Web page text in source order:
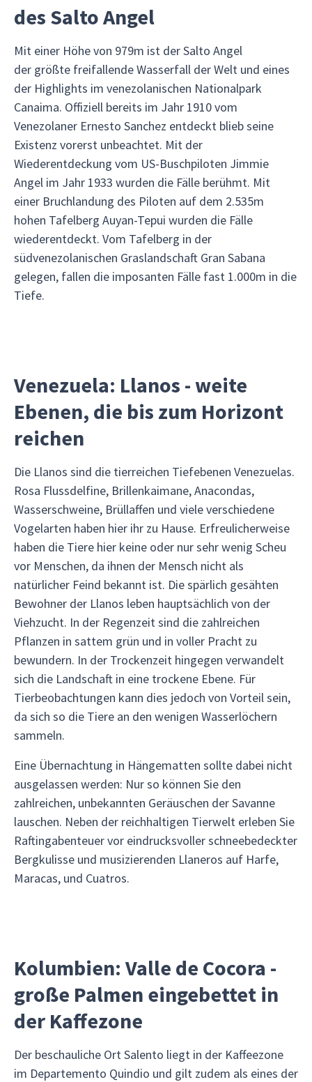
des Salto Angel
Mit einer Höhe von 979m ist der Salto Angel
der größte freifallende Wasserfall der Welt und eines
der Highlights im venezolanischen Nationalpark
Canaima. Offiziell bereits im Jahr 1910 vom
Venezolaner Ernesto Sanchez entdeckt blieb seine
Existenz vorerst unbeachtet. Mit der
Wiederentdeckung vom US-Buschpiloten Jimmie
Angel im Jahr 1933 wurden die Fälle berühmt. Mit
einer Bruchlandung des Piloten auf dem 2.535m
hohen Tafelberg Auyan-Tepui wurden die Fälle
wiederentdeckt. Vom Tafelberg in der
südvenezolanischen Graslandschaft Gran Sabana
gelegen, fallen die imposanten Fälle fast 1.000m in die
Tiefe.
Venezuela: Llanos - weite
Ebenen, die bis zum Horizont
reichen
Die Llanos sind die tierreichen Tiefebenen Venezuelas.
Rosa Flussdelfine, Brillenkaimane, Anacondas,
Wasserschweine, Brüllaffen und viele verschiedene
Vogelarten haben hier ihr zu Hause. Erfreulicherweise
haben die Tiere hier keine oder nur sehr wenig Scheu
vor Menschen, da ihnen der Mensch nicht als
natürlicher Feind bekannt ist. Die spärlich gesähten
Bewohner der Llanos leben hauptsächlich von der
Viehzucht. In der Regenzeit sind die zahlreichen
Pflanzen in sattem grün und in voller Pracht zu
bewundern. In der Trockenzeit hingegen verwandelt
sich die Landschaft in eine trockene Ebene. Für
Tierbeobachtungen kann dies jedoch von Vorteil sein,
da sich so die Tiere an den wenigen Wasserlöchern
sammeln.
Eine Übernachtung in Hängematten sollte dabei nicht
ausgelassen werden: Nur so können Sie den
zahlreichen, unbekannten Geräuschen der Savanne
lauschen. Neben der reichhaltigen Tierwelt erleben Sie
Raftingabenteuer vor eindrucksvoller schneebedeckter
Bergkulisse und musizierenden Llaneros auf Harfe,
Maracas, und Cuatros.
Kolumbien: Valle de Cocora -
große Palmen eingebettet in
der Kaffezone
Der beschauliche Ort Salento liegt in der Kaffeezone
im Departemento Quindio und gilt zudem als eines der